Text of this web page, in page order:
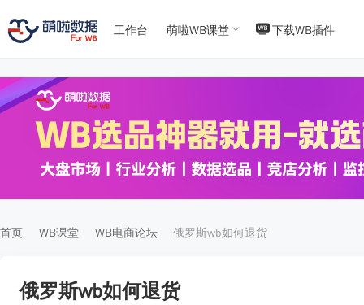
45
工作台 萌啦WB课堂 下载WB插件
首页 WB课堂 WB电商论坛 俄罗斯wb如何退货
俄罗斯wb如何退货